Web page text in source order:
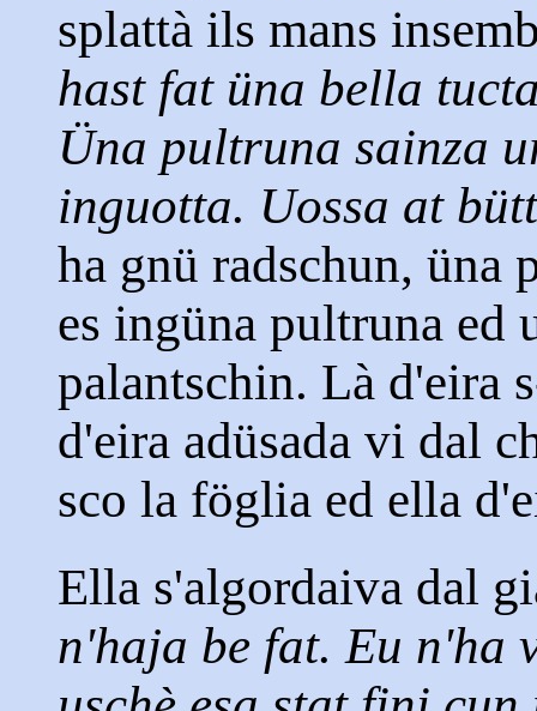
splattà ils mans
hast fat üna bella
Üna pultruna sainza
inguotta. Uossa at
ha gnü radschun, üna
es ingüna pultruna ed
palantschin. Là d'eira
d'eira adüsada vi dal
sco la föglia ed ella
Ella s'algordaiva dal
n'haja be fat. Eu n'ha